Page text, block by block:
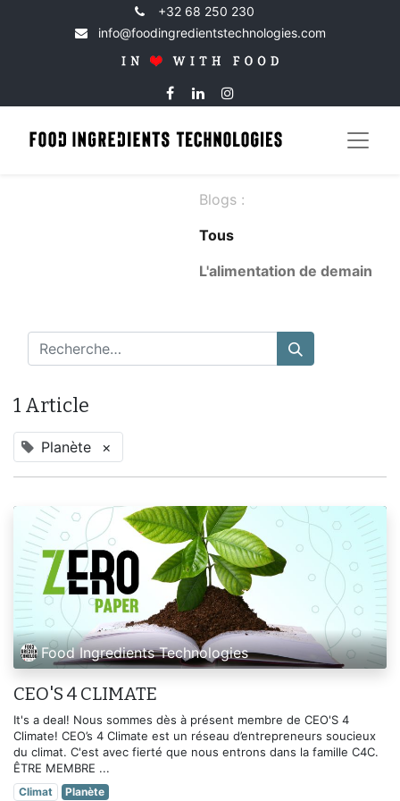
+32 68 250 230
info@foodingredientstechnologies.com
Blogs :
Tous
​L'alimentation de demain
1 Article
Planète ×
Food Ingredients Technologies
CEO'S 4 CLIMATE
It's a deal! Nous sommes dès à présent membre de CEO'S 4
Climate! CEO’s 4 Climate est un réseau d’entrepreneurs soucieux
du climat. C'est avec fierté que nous entrons dans la famille C4C.
ÊTRE MEMBRE ...
Climat Planète